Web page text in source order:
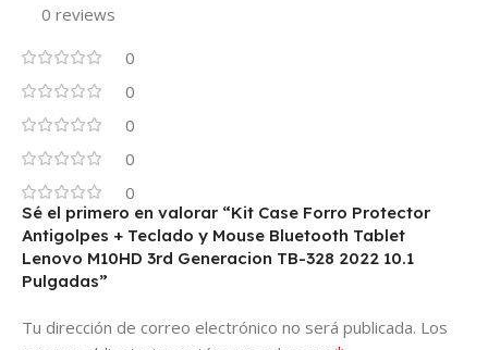
0 reviews
0
0
0
0
0
Sé el primero en valorar “Kit Case Forro Protector
Antigolpes + Teclado y Mouse Bluetooth Tablet
Lenovo M10HD 3rd Generacion TB-328 2022 10.1
Pulgadas”
Tu dirección de correo electrónico no será publicada. Los